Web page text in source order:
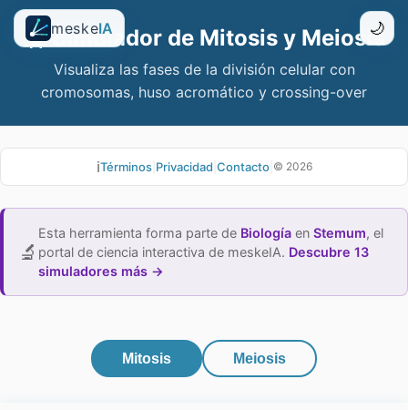
meskeIA 🌙
🧬Simulador de Mitosis y Meiosis
Visualiza las fases de la división celular con
cromosomas, huso acromático y crossing-over
ℹ️Términos| Privacidad Contacto| © 2026
🔬
Esta herramienta forma parte de Biología en Stemum, el
portal de ciencia interactiva de meskeIA. Descubre 13
simuladores más →
Mitosis Meiosis